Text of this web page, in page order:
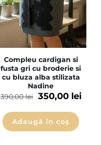
Compleu cardigan si
fusta gri cu broderie si
cu bluza alba stilizata
Nadine
390,00lei 350,00 lei
Adaugă în coș